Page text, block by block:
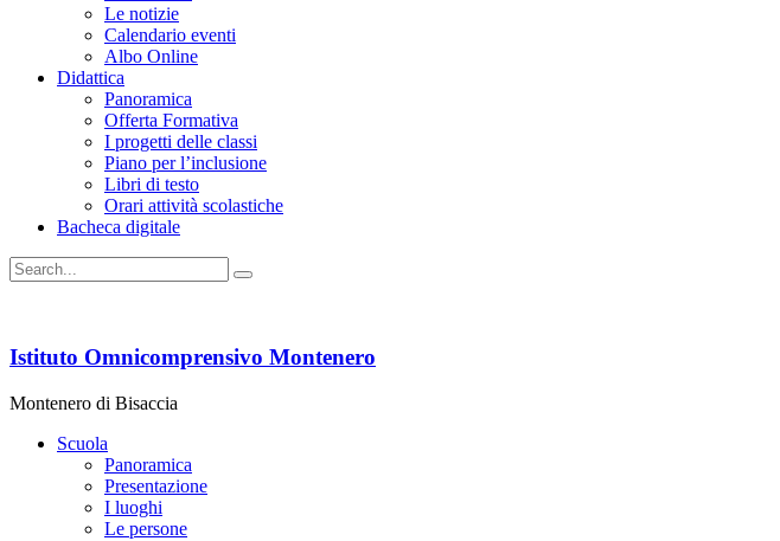
Le notizie
Calendario eventi
Albo Online
Didattica
Panoramica
Offerta Formativa
I progetti delle classi
Piano per l’inclusione
Libri di testo
Orari attività scolastiche
Bacheca digitale
Istituto Omnicomprensivo Montenero
Montenero di Bisaccia
Scuola
Panoramica
Presentazione
I luoghi
Le persone